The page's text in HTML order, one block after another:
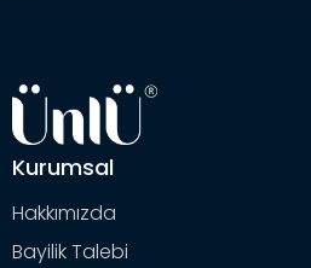
Kurumsal
Hakkımızda
Bayilik Talebi